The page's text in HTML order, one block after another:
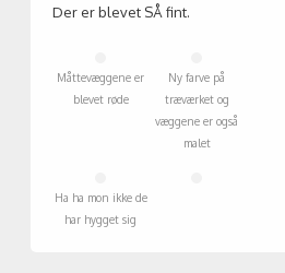
Der er blevet SÅ fint.
Måttevæggene er
blevet røde
Ny farve på
træværket og
væggene er også
malet
Ha ha mon ikke de
har hygget sig